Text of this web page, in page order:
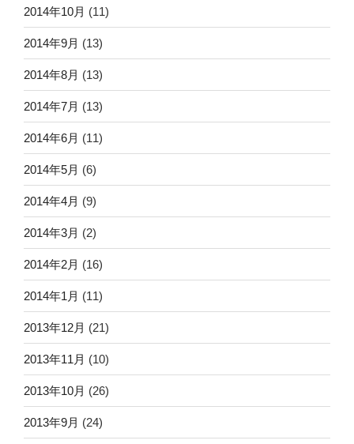
2014年10月 (11)
2014年9月 (13)
2014年8月 (13)
2014年7月 (13)
2014年6月 (11)
2014年5月 (6)
2014年4月 (9)
2014年3月 (2)
2014年2月 (16)
2014年1月 (11)
2013年12月 (21)
2013年11月 (10)
2013年10月 (26)
2013年9月 (24)